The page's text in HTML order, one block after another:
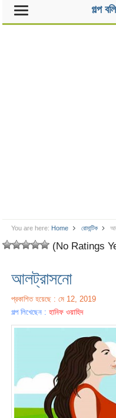
গল্প
You are here: Home রোমান্টিক
(No Ratings
আলট্রাসনো
প্রকাশিত হয়েছে : মে 12, 2019
গল্প লিখেছেন :হানিফ ওয়াহিদ